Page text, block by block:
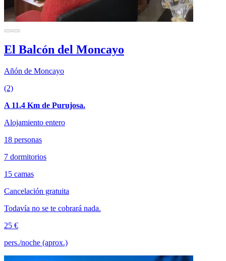
El Balcón del Moncayo
Añón de Moncayo
(2)
A 11.4 Km de Purujosa.
Alojamiento entero
18 personas
7 dormitorios
15 camas
Cancelación gratuita
Todavía no se te cobrará nada.
25 €
pers./noche (aprox.)